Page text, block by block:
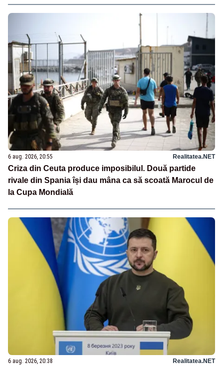
6 aug. 2026, 20:55 Realitatea.NET
Criza din Ceuta produce imposibilul. Două partide
rivale din Spania își dau mâna ca să scoată Marocul de
la Cupa Mondială
6 aug. 2026, 20:38 Realitatea.NET